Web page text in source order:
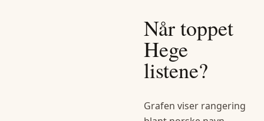
Når toppet
Hege
listene?
Grafen viser rangering